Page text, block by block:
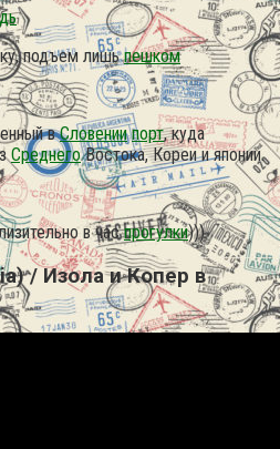
подъем лишьпешком
вСловении порт, куда
СреднегоВостока, Кореи и японии.
в часпрогулки)))
/ Изола и Копер в